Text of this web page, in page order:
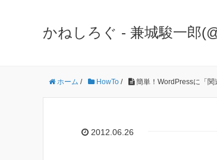
かねしろぐ - 兼城駿一郎
ホーム / HowTo / 簡単！WordPressに「関
2012.06.26